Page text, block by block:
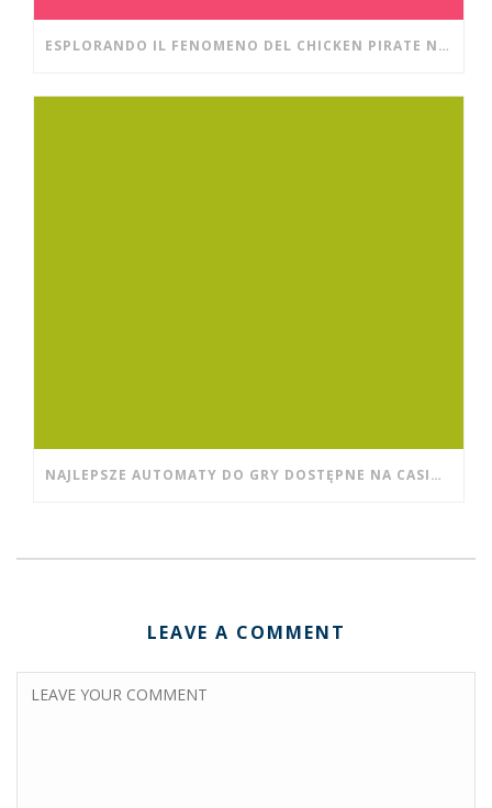
ESPLORANDO IL FENOMENO DEL CHICKEN PIRATE NEI CASINÒ DIGITALI MODERNI
NAJLEPSZE AUTOMATY DO GRY DOSTĘPNE NA CASINO WISHWIN DLA POCZĄTKUJĄCYCH
LEAVE A COMMENT